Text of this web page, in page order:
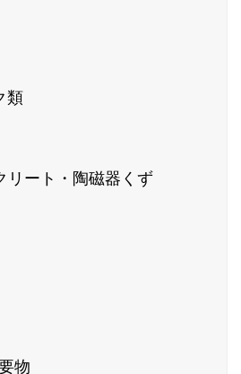
類
リート・陶磁器くず
物